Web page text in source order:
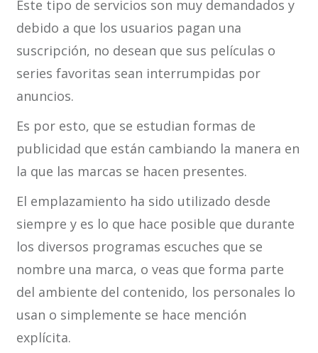
Este tipo de servicios son muy demandados y
debido a que los usuarios pagan una
suscripción, no desean que sus películas o
series favoritas sean interrumpidas por
anuncios.
Es por esto, que se estudian formas de
publicidad que están cambiando la manera en
la que las marcas se hacen presentes.
El emplazamiento ha sido utilizado desde
siempre y es lo que hace posible que durante
los diversos programas escuches que se
nombre una marca, o veas que forma parte
del ambiente del contenido, los personales lo
usan o simplemente se hace mención
explícita.